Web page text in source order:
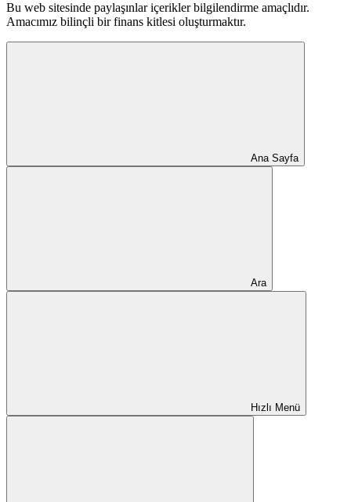
Bu web sitesinde paylaşınlar içerikler bilgilendirme amaçlıdır.
Amacımız bilinçli bir finans kitlesi oluşturmaktır.
Ana Sayfa
Ara
Hızlı Menü